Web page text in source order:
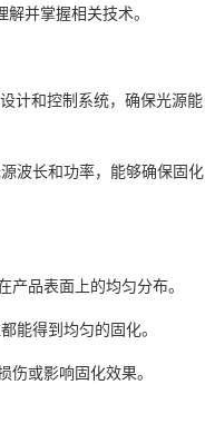
并掌握相关技术。
计和控制系统，确保光源能
波长和功率，能够确保固化
品表面上的均匀分布。
得到均匀的固化。
或影响固化效果。